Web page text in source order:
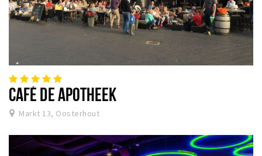
CAFÉ DE APOTHEEK
Markt 13, Oosterhout